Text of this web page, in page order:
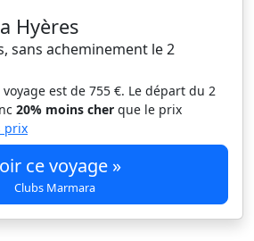
Hyères
sans acheminement le 2
est de 755 €. Le départ du 2
20% moins cher que le prix
prix
ce voyage »
Clubs Marmara